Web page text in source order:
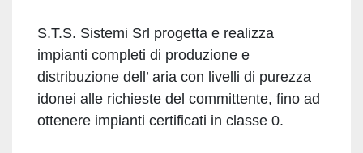
S.T.S. Sistemi Srl progetta e realizza
impianti completi di produzione e
distribuzione dell’ aria con livelli di purezza
idonei alle richieste del committente, fino ad
ottenere impianti certificati in classe 0.